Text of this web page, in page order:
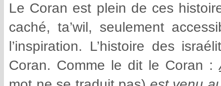
Le Coran est plein de ces
caché, ta’wil, seulement
l’inspiration. L’histoire des
Coran. Comme le dit le Coran :